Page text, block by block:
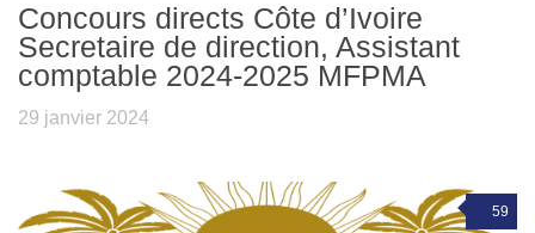
Concours directs Côte d’Ivoire
Secretaire de direction, Assistant
comptable 2024-2025 MFPMA
29 janvier 2024
59